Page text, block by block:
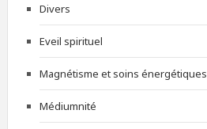
Divers
Eveil spirituel
Magnétisme et soins énergétiques
Médiumnité